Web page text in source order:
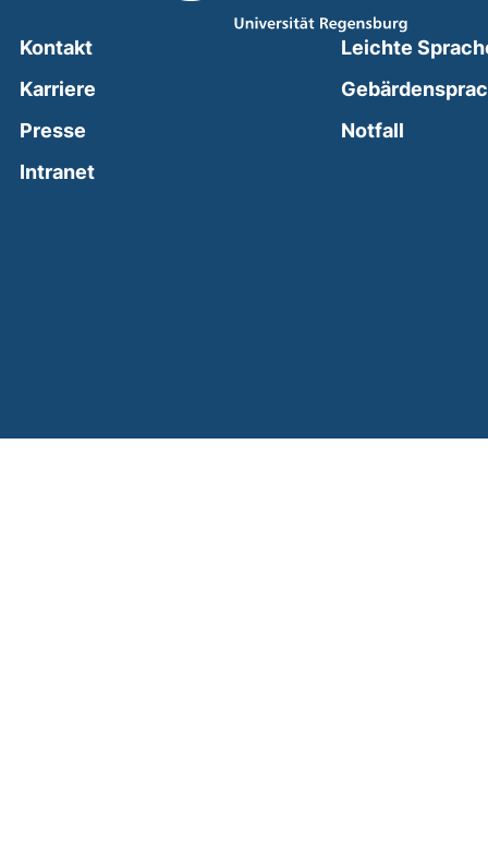
Kontakt
Karriere
Presse
Intranet(external link, opens in a new window)
Leichte
Notfall